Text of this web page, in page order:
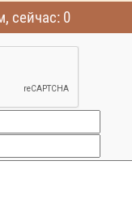
сейчас: 0